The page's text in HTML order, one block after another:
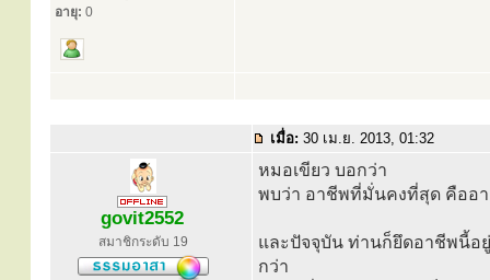
อายุ: 0
เมื่อ: 30 เม.ย. 2013, 01:32
govit2552
สมาชิกระดับ 19
หมอเขียว บอกว่า
พบว่า อาชีพที่มั่นคงที่สุด คืออ
และปัจจุบัน ท่านก็ยึดอาชีพนี้อ
กว่า